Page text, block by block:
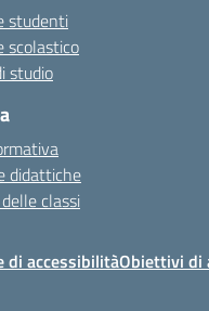
studenti
scolastico
studio
didattiche
classi
di accessibilitàObiettivi di